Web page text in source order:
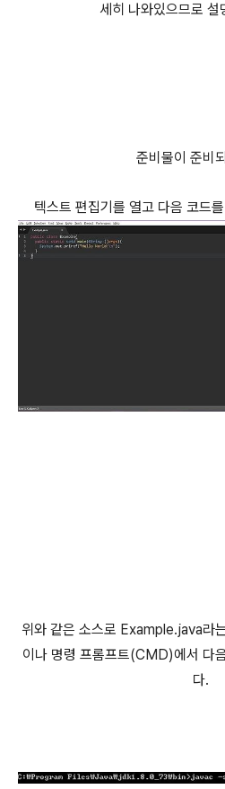
세히 나와있으므로 설
준비물이 준비
텍스트 편집기를 열고 다음 코드
위와 같은 소스로 Example.java라
이나 명령 프롬프트(CMD)에서 다
다.